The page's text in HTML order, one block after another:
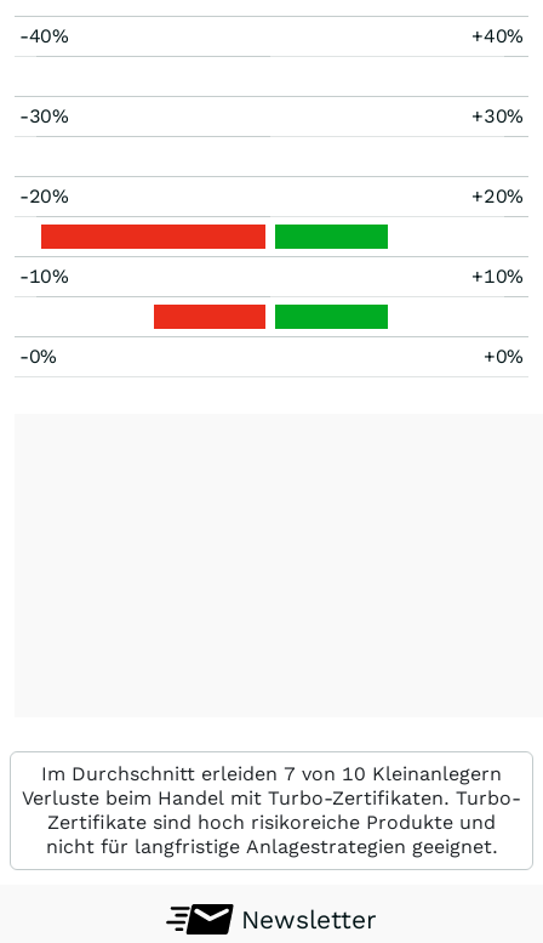
-40% +40%
-30% +30%
-20% +20%
-10% +10%
-0% +0%
Im Durchschnitt erleiden 7 von 10 Kleinanlegern
Verluste beim Handel mit Turbo-Zertifikaten. Turbo-
Zertifikate sind hoch risikoreiche Produkte und
nicht für langfristige Anlagestrategien geeignet.
Newsletter